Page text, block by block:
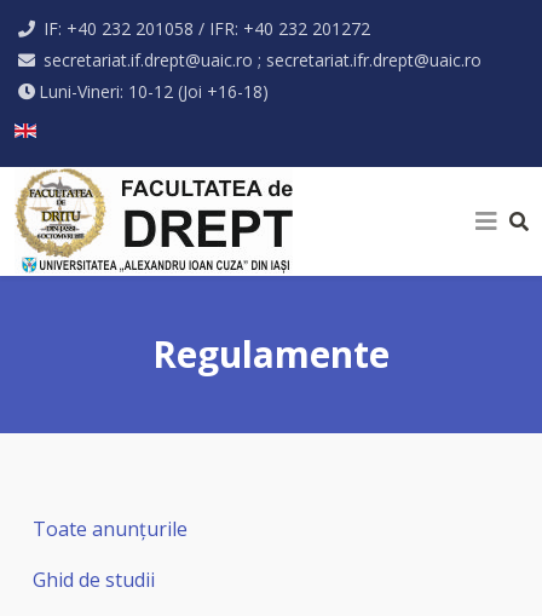
IF: +40 232 201058 / IFR: +40 232 201272
secretariat.if.drept@uaic.ro ; secretariat.ifr.drept@uaic.ro
Luni-Vineri: 10-12 (Joi +16-18)
Regulamente
Toate anunţurile
Ghid de studii